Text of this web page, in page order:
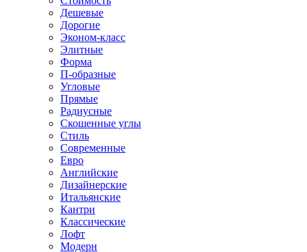
Дешевые
Дорогие
Эконом-класс
Элитные
Форма
П-образные
Угловые
Прямые
Радиусные
Скошенные углы
Стиль
Современные
Евро
Английские
Дизайнерские
Итальянские
Кантри
Классические
Лофт
Модерн